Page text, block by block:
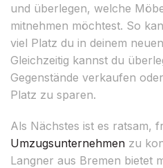
und überlegen, welche
mitnehmen möchtest. So
viel Platz du in deinem
Gleichzeitig kannst du
Gegenstände verkaufen
Platz zu sparen.
Als Nächstes ist es ratsam,
Umzugsunternehmen zu
Langner aus Bremen bietet